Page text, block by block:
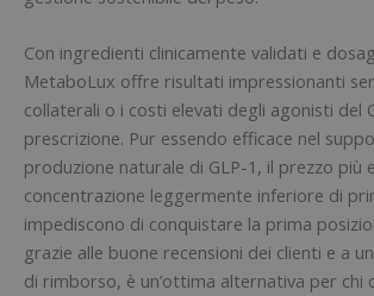
Con ingredienti clinicamente validati e
MetaboLux offre risultati impressionanti
collaterali o i costi elevati degli agonisti del
prescrizione. Pur essendo efficace nel
produzione naturale di GLP-1, il prezzo più
concentrazione leggermente inferiore di
impediscono di conquistare la prima
grazie alle buone recensioni dei clienti e a
di rimborso, è un’ottima alternativa per chi